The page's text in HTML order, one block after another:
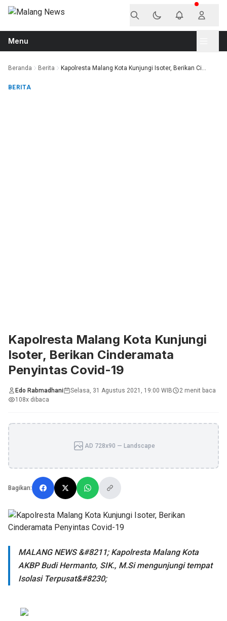
Langsung ke konten
Menu
Beranda Berita Kapolresta Malang Kota Kunjungi Isoter, Berikan Ci...
BERITA
Kapolresta Malang Kota Kunjungi
Isoter, Berikan Cinderamata
Penyintas Covid-19
Edo Rabmadhani Selasa, 31 Agustus 2021, 19:00 WIB
2 menit baca
108x dibaca
AD 728x90 — Landscape
Bagikan:
MALANG NEWS &#8211; Kapolresta Malang Kota
AKBP Budi Hermanto, SIK., M.Si mengunjungi tempat
Isolasi Terpusat&#8230;